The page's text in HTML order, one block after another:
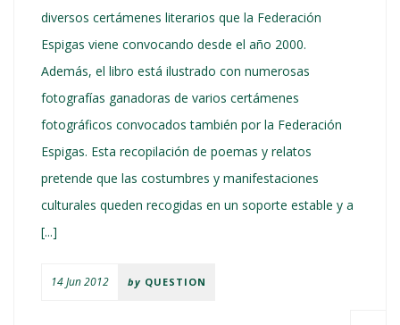
diversos certámenes literarios que la Federación
Espigas viene convocando desde el año 2000.
Además, el libro está ilustrado con numerosas
fotografías ganadoras de varios certámenes
fotográficos convocados también por la Federación
Espigas. Esta recopilación de poemas y relatos
pretende que las costumbres y manifestaciones
culturales queden recogidas en un soporte estable y a
[...]
14 Jun 2012 by QUESTION